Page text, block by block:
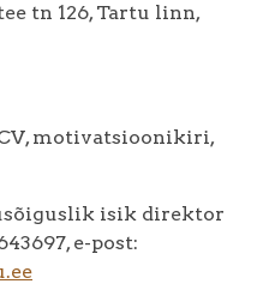
tn 126, Tartu linn,
motivatsioonikiri,
isik direktor
e-post: